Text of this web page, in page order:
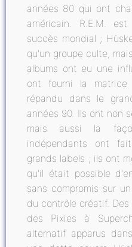
années 80 qui ont
américain. R.E.M.
succès mondial ;
qu'un groupe culte,
albums ont eu une
ont fourni la
répandu dans le
années 90. Ils ont non
mais aussi la
indépendants ont
grands labels ; ils ont
qu'il était possible
sans compromis sur
du contrôle créatif.
des Pixies à
alternatif apparus